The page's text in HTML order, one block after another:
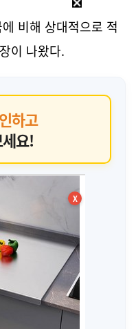
비해 상대적으로 적
이 나왔다.
하고
요!
X